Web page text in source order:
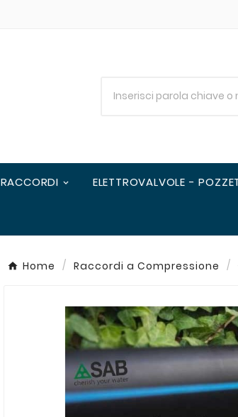
RACCORDI ELETTROVALVOLE -
Home Raccordi a Compressione